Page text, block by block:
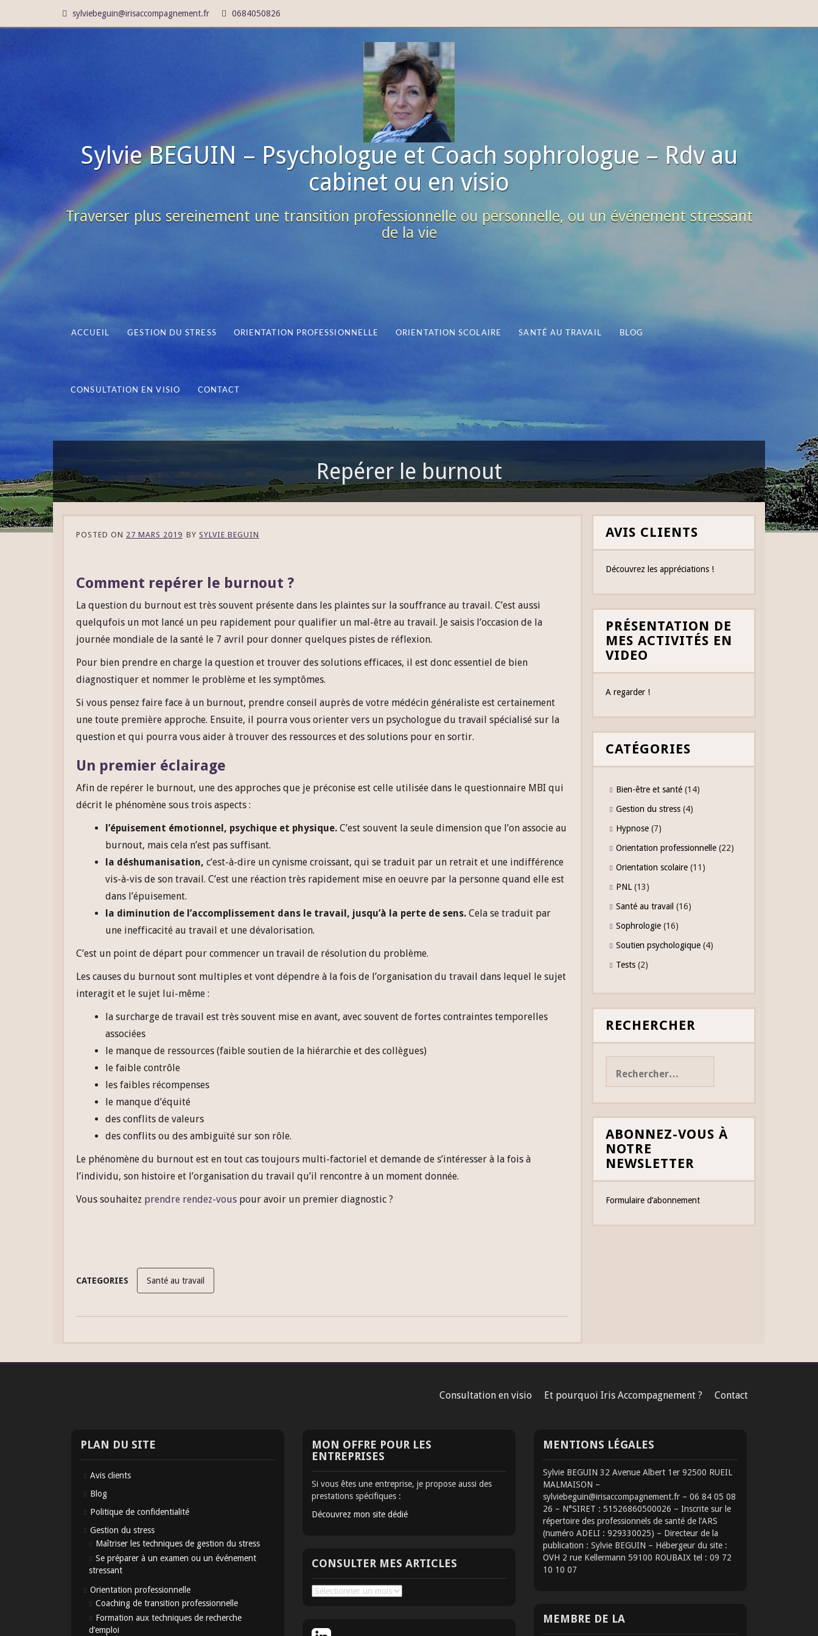
sylviebeguin@irisaccompagnement.fr 0684050826
Sylvie BEGUIN – Psychologue et Coach sophrologue – Rdv au
cabinet ou en visio
Traverser plus sereinement une transition professionnelle ou personnelle, ou un événement stressant
de la vie
ACCUEIL GESTION DU STRESS ORIENTATION PROFESSIONNELLE ORIENTATION SCOLAIRE SANTÉ AU TRAVAIL BLOG
CONSULTATION EN VISIO CONTACT
Repérer le burnout
POSTED ON 27 MARS 2019 BY SYLVIE BEGUIN
Comment repérer le burnout ?
La question du burnout est très souvent présente dans les plaintes sur la souffrance au travail. C’est aussi
quelqufois un mot lancé un peu rapidement pour qualifier un mal-être au travail. Je saisis l’occasion de la
journée mondiale de la santé le 7 avril pour donner quelques pistes de réflexion.
Pour bien prendre en charge la question et trouver des solutions efficaces, il est donc essentiel de bien
diagnostiquer et nommer le problème et les symptômes.
Si vous pensez faire face à un burnout, prendre conseil auprès de votre médécin généraliste est certainement
une toute première approche. Ensuite, il pourra vous orienter vers un psychologue du travail spécialisé sur la
question et qui pourra vous aider à trouver des ressources et des solutions pour en sortir.
Un premier éclairage
Afin de repérer le burnout, une des approches que je préconise est celle utilisée dans le questionnaire MBI qui
décrit le phénomène sous trois aspects :
l’épuisement émotionnel, psychique et physique. C’est souvent la seule dimension que l’on associe au
burnout, mais cela n’est pas suffisant.
la déshumanisation, c’est-à-dire un cynisme croissant, qui se traduit par un retrait et une indifférence
vis-à-vis de son travail. C’est une réaction très rapidement mise en oeuvre par la personne quand elle est
dans l’épuisement.
la diminution de l’accomplissement dans le travail, jusqu’à la perte de sens. Cela se traduit par
une inefficacité au travail et une dévalorisation.
C’est un point de départ pour commencer un travail de résolution du problème.
Les causes du burnout sont multiples et vont dépendre à la fois de l’organisation du travail dans lequel le sujet
interagit et le sujet lui-même :
la surcharge de travail est très souvent mise en avant, avec souvent de fortes contraintes temporelles
associées
le manque de ressources (faible soutien de la hiérarchie et des collègues)
le faible contrôle
les faibles récompenses
le manque d’équité
des conflits de valeurs
des conflits ou des ambiguïté sur son rôle.
Le phénomène du burnout est en tout cas toujours multi-factoriel et demande de s’intéresser à la fois à
l’individu, son histoire et l’organisation du travail qu’il rencontre à un moment donnée.
Vous souhaitez prendre rendez-vous pour avoir un premier diagnostic ?
CATEGORIES Santé au travail
AVIS CLIENTS
Découvrez les appréciations !
PRÉSENTATION DE
MES ACTIVITÉS EN
VIDEO
A regarder !
CATÉGORIES
Bien-être et santé (14)
Gestion du stress (4)
Hypnose (7)
Orientation professionnelle (22)
Orientation scolaire (11)
PNL (13)
Santé au travail (16)
Sophrologie (16)
Soutien psychologique (4)
Tests (2)
RECHERCHER
ABONNEZ-VOUS À
NOTRE
NEWSLETTER
Formulaire d’abonnement
Consultation en visio Et pourquoi Iris Accompagnement ? Contact
PLAN DU SITE
Avis clients
Blog
Politique de confidentialité
Gestion du stress
Maîtriser les techniques de gestion du stress
Se préparer à un examen ou un événement
stressant
Orientation professionnelle
Coaching de transition professionnelle
Formation aux techniques de recherche
d’emploi
MON OFFRE POUR LES
ENTREPRISES
Si vous êtes une entreprise, je propose aussi des
prestations spécifiques :
Découvrez mon site dédié
CONSULTER MES ARTICLES
Consulter
MENTIONS LÉGALES
Sylvie BEGUIN 32 Avenue Albert 1er 92500 RUEIL
MALMAISON –
sylviebeguin@irisaccompagnement.fr – 06 84 05 08
26 – N°SIRET : 51526860500026 – Inscrite sur le
répertoire des professionnels de santé de l’ARS
(numéro ADELI : 929330025) – Directeur de la
publication : Sylvie BEGUIN – Hébergeur du site :
OVH 2 rue Kellermann 59100 ROUBAIX tel : 09 72
10 10 07
MEMBRE DE LA